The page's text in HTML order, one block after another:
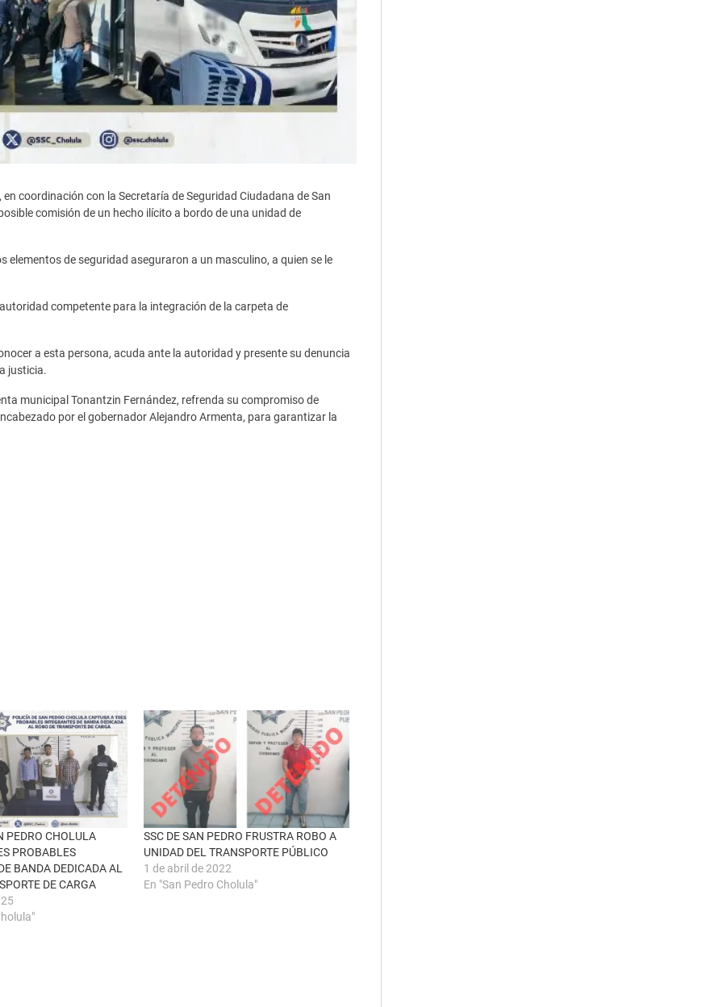
coordinación con la Secretaría de Seguridad Ciudadana de San
comisión de un hecho ilícito a bordo de una unidad de
de seguridad aseguraron a un masculino, a quien se le
competente para la integración de la carpeta de
a esta persona, acuda ante la autoridad y presente su denuncia
justicia.
municipal Tonantzin Fernández, refrenda su compromiso de
por el gobernador Alejandro Armenta, para garantizar la
PEDRO CHOLULA
PROBABLES
BANDA DEDICADA AL
DE CARGA
SSC DE SAN PEDRO FRUSTRA ROBO A
UNIDAD DEL TRANSPORTE PÚBLICO
1 de abril de 2022
En "San Pedro Cholula"